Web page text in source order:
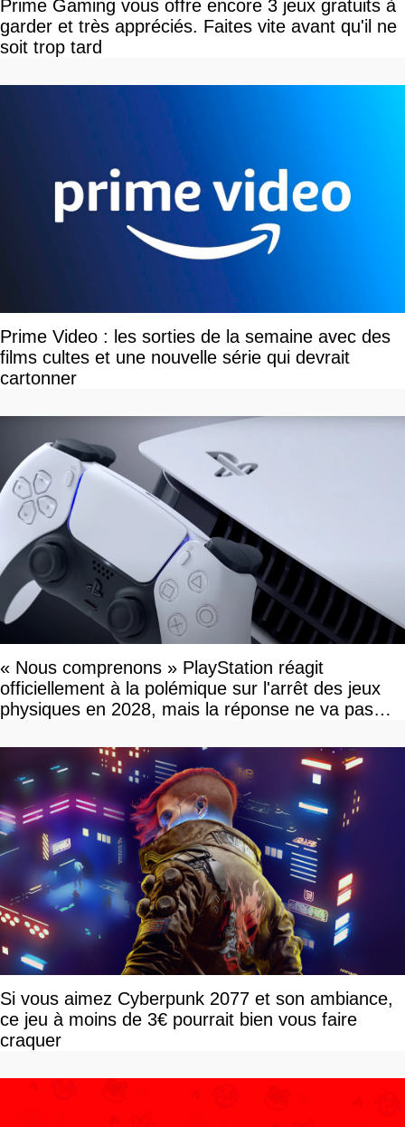
Prime Gaming vous offre encore 3 jeux gratuits à
garder et très appréciés. Faites vite avant qu'il ne
soit trop tard
Prime Video : les sorties de la semaine avec des
films cultes et une nouvelle série qui devrait
cartonner
« Nous comprenons » PlayStation réagit
officiellement à la polémique sur l'arrêt des jeux
physiques en 2028, mais la réponse ne va pas
Si vous aimez Cyberpunk 2077 et son ambiance,
ce jeu à moins de 3€ pourrait bien vous faire
craquer